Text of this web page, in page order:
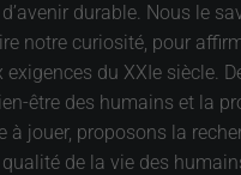
durable. Nous le
notre curiosité, pour
du XXIe siècle.
être des humains et la
à jouer, proposons la
de la vie des